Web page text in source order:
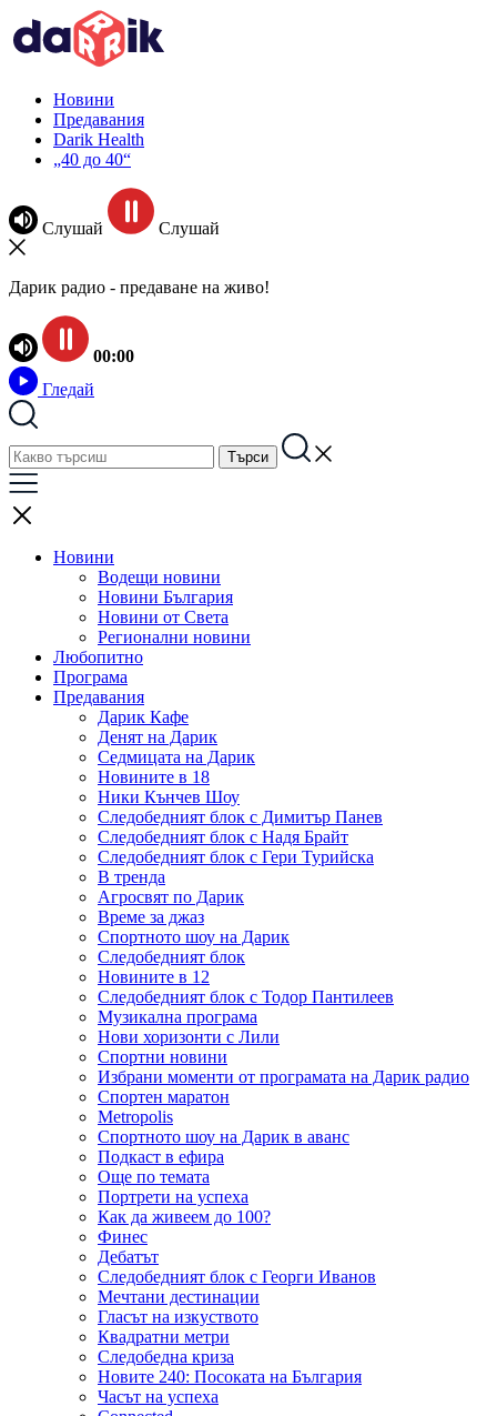
Новини
Предавания
Darik Health
„40 до 40“
Слушай Слушай
Дарик радио - предаване на живо!
00:00
Гледай
Новини
Водещи новини
Новини България
Новини от Света
Регионални новини
Любопитно
Програма
Предавания
Дарик Кафе
Денят на Дарик
Седмицата на Дарик
Новините в 18
Ники Кънчев Шоу
Следобедният блок с Димитър Панев
Следобедният блок с Надя Брайт
Следобедният блок с Гери Турийска
В тренда
Агросвят по Дарик
Време за джаз
Спортното шоу на Дарик
Следобедният блок
Новините в 12
Следобедният блок с Тодор Пантилеев
Музикална програма
Нови хоризонти с Лили
Спортни новини
Избрани моменти от програмата на Дарик радио
Спортен маратон
Metropolis
Спортното шоу на Дарик в аванс
Подкаст в ефира
Още по темата
Портрети на успеха
Как да живеем до 100?
Финес
Дебатът
Следобедният блок с Георги Иванов
Мечтани дестинации
Гласът на изкуството
Квадратни метри
Следобедна криза
Новите 240: Посоката на България
Часът на успеха